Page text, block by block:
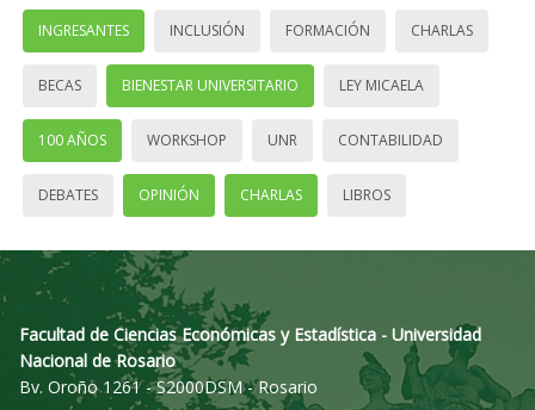
INGRESANTES INCLUSIÓN FORMACIÓN CHARLAS
BECAS BIENESTAR UNIVERSITARIO LEY MICAELA
100 AÑOS WORKSHOP UNR CONTABILIDAD
DEBATES OPINIÓN CHARLAS LIBROS
Facultad de Ciencias Económicas y Estadística - Universidad
Nacional de Rosario
Bv. Oroño 1261 - S2000DSM - Rosario